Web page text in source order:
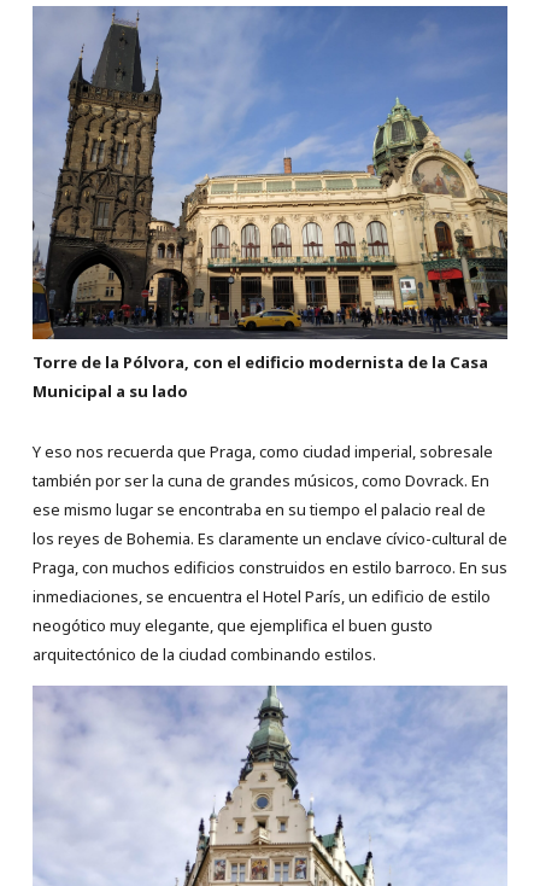
Torre de la Pólvora, con el edificio modernista de la Casa
Municipal a su lado
Y eso nos recuerda que Praga, como ciudad imperial, sobresale
también por ser la cuna de grandes músicos, como Dovrack. En
ese mismo lugar se encontraba en su tiempo el palacio real de
los reyes de Bohemia. Es claramente un enclave cívico-cultural de
Praga, con muchos edificios construidos en estilo barroco. En sus
inmediaciones, se encuentra el Hotel París, un edificio de estilo
neogótico muy elegante, que ejemplifica el buen gusto
arquitectónico de la ciudad combinando estilos.